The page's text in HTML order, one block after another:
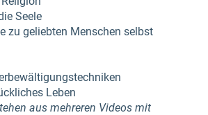
Seele
zu geliebten Menschen selbst
Leben
aus mehreren Videos mit